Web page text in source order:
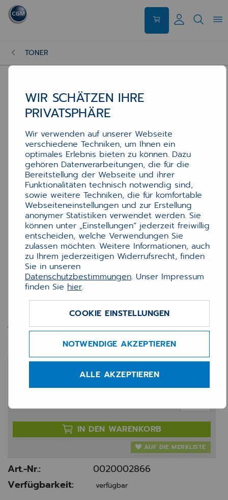
TONER
Toner HP CF217A (1k6)
IN DEN WARENKORB
AUF DIE MERKLISTE
Art.-Nr.:
0020002866
Verfügbarkeit:
verfügbar
WIR SCHÄTZEN IHRE
PRIVATSPHÄRE
Wir verwenden auf unserer Webseite
verschiedene Techniken, um Ihnen ein
optimales Erlebnis bieten zu können. Dazu
gehören Datenverarbeitungen, die für die
Bereitstellung der Webseite und ihrer
Funktionalitäten technisch notwendig sind,
sowie weitere Techniken, die für komfortable
Webseiteneinstellungen und zur Erstellung
anonymer Statistiken verwendet werden. Sie
können unter „Einstellungen“ jederzeit freiwillig
entscheiden, welche Verwendungen Sie
zulassen möchten. Weitere Informationen, auch
zu Ihrem jederzeitigen Widerrufsrecht, finden
Sie in unseren
Datenschutzbestimmungen. Unser Impressum
finden Sie hier.
COOKIE EINSTELLUNGEN
NOTWENDIGE AKZEPTIEREN
ALLE AKZEPTIEREN